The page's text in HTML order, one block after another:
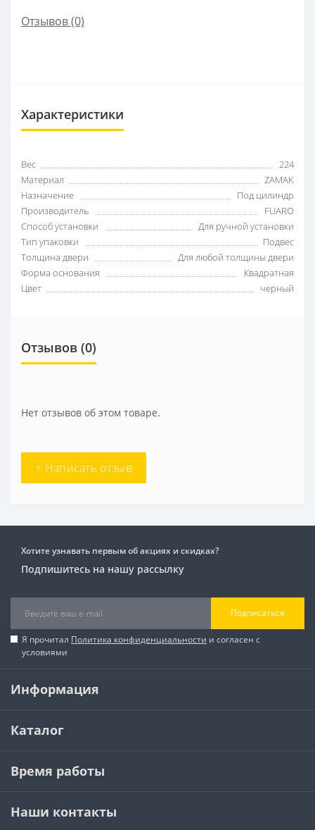
Отзывов (0)
Характеристики
Вес
224
Материал
ZAMAK
Назначение
Под цилиндр
Производитель
FUARO
Способ установки
Для ручной установки
Тип упаковки
Подвес
Толщина двери
Для любой толщины двери
Форма основания
Квадратная
Цвет
черный
Отзывов (0)
Нет отзывов об этом товаре.
+ Написать отзыв
Хотите узнавать первым об акциях и скидках?
Подпишитесь на нашу рассылку
Подписаться
Я прочитал Политика конфиденциальности и согласен с
условиями
Информация
Каталог
Время работы
Наши контакты